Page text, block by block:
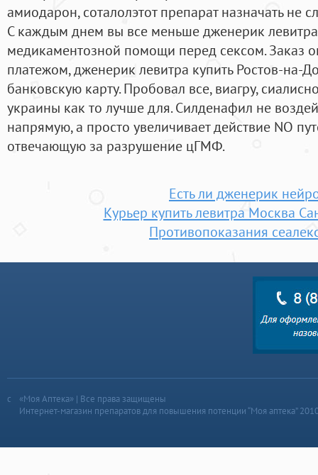
амиодарон, соталолэтот препарат назначать не
С каждым днем вы все меньше дженерик
медикаментозной помощи перед сексом. Заказ
платежом, дженерик левитра купить Ростов-на-
банковскую карту. Пробовал все, виагру,
украины как то лучше для. Силденафил не
напрямую, а просто увеличивает действие NO
отвечающую за разрушение цГМФ.
Есть ли дженерик
Курьер купить левитра Москва
Противопоказания
«Моя Аптека» | Все права защищены
Интернет-магазин препаратов для повышения потенции “Моя аптека”